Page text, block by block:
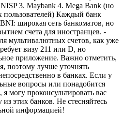
3. Maybank 4. Mega Bank (но
пользователей) Каждый банк
широкая сеть банкоматов, но
счета для иностранцев. -
мультивалютных счетов, как уже
визу 211 или D, но
приложение. Важно отметить,
поэтому лучше уточнять
в банках. Если у
вопросы или понадобится
могу проконсультировать вас
этих банков. Не стесняйтесь
информацией!